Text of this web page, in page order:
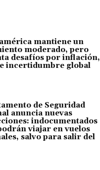
mantiene un
moderado, pero
desafíos por inflación,
incertidumbre global
de Seguridad
anuncia nuevas
indocumentados
viajar en vuelos
salvo para salir del